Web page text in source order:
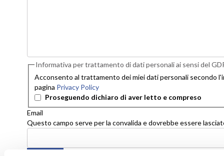
Informativa per trattamento di dati personali ai sensi del
Acconsento al trattamento dei miei dati personali secondo
pagina Privacy Policy
Proseguendo dichiaro di aver letto e compreso
Email
Questo campo serve per la convalida e dovrebbe essere